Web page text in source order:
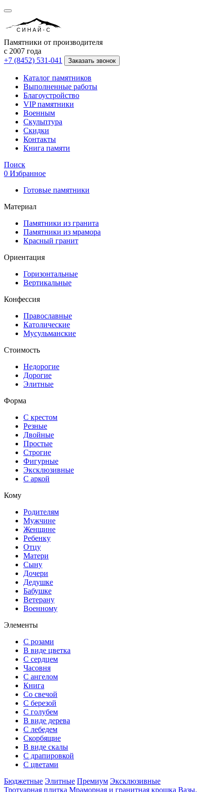
СИНАЙ-С
Памятники от производителя
с 2007 года
+7 (8452) 531-041
Заказать звонок
Каталог памятников
Выполненные работы
Благоустройство
VIP памятники
Военным
Скульптура
Скидки
Контакты
Книга памяти
Поиск
0 Избранное
Готовые памятники
Материал
Памятники из гранита
Памятники из мрамора
Красный гранит
Ориентация
Горизонтальные
Вертикальные
Конфессия
Православные
Католические
Мусульманские
Стоимость
Недорогие
Дорогие
Элитные
Форма
С крестом
Резные
Двойные
Простые
Строгие
Фигурные
Эксклюзивные
С аркой
Кому
Родителям
Мужчине
Женщине
Ребенку
Отцу
Матери
Сыну
Дочери
Дедушке
Бабушке
Ветерану
Военному
Элементы
С розами
В виде цветка
С сердцем
Часовня
С ангелом
Книга
Со свечой
С березой
С голубем
В виде дерева
С лебедем
Скорбящие
В виде скалы
С драпировкой
С цветами
Бюджетные Элитные Премиум Эксклюзивные
Тротуарная плитка Мраморная и гранитная крошка Вазы,